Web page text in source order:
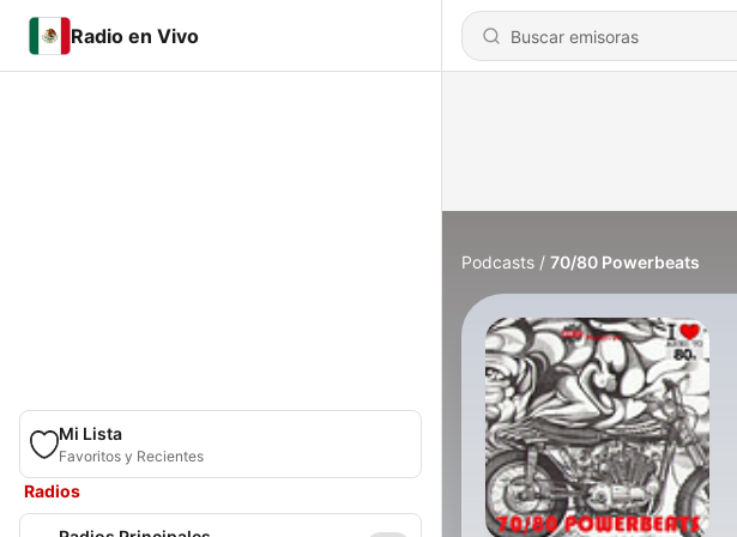
Radio en Vivo
Mi Lista
Favoritos y Recientes
Radios
Podcasts 70/80 Powerbeats